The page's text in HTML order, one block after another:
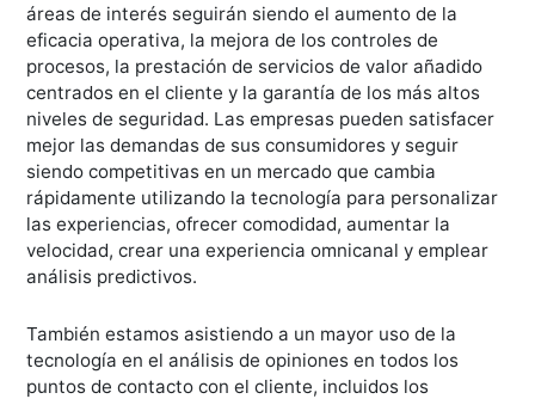
áreas de interés seguirán siendo el aumento de la
eficacia operativa, la mejora de los controles de
procesos, la prestación de servicios de valor añadido
centrados en el cliente y la garantía de los más altos
niveles de seguridad. Las empresas pueden satisfacer
mejor las demandas de sus consumidores y seguir
siendo competitivas en un mercado que cambia
rápidamente utilizando la tecnología para personalizar
las experiencias, ofrecer comodidad, aumentar la
velocidad, crear una experiencia omnicanal y emplear
análisis predictivos.
También estamos asistiendo a un mayor uso de la
tecnología en el análisis de opiniones en todos los
puntos de contacto con el cliente, incluidos los